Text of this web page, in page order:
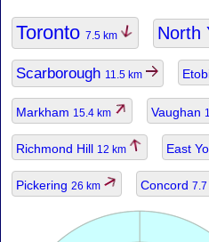
Toronto 7.5 km North
Scarborough 11.5 km
Markham 15.4 km Vaughan
Richmond Hill 12 km East
Pickering 26 km Concord 7.7